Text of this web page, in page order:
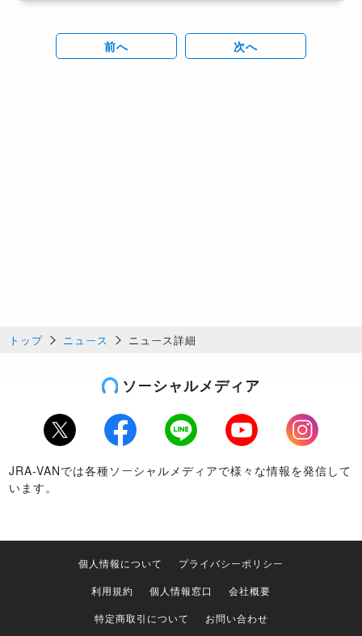
前へ 次へ
トップ ニュース ニュース詳細
ソーシャルメディア
Twitter Facebook LINE Youtube
Instagram
JRA-VANでは各種ソーシャルメディアで様々な情報を発信して
います。
個人情報について
プライバシーポリシー
利用規約
個人情報窓口
会社概要
特定商取引について
お問い合わせ